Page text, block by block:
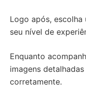
Logo após,
seu nível de
Enquanto
imagens
corretamente.